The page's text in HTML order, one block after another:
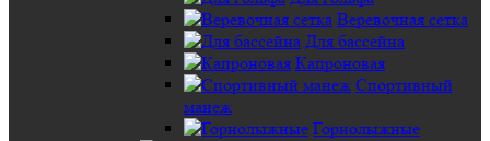
Веревочная сетка
Для бассейна
Капроновая
Спортивный
манеж
Горнолыжные